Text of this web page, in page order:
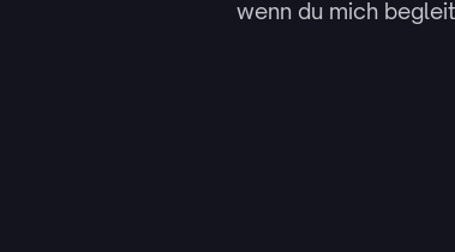
wenn du mich